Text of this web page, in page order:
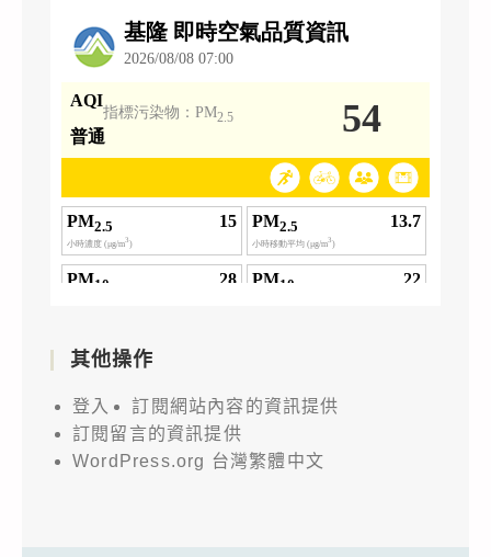
其他操作
登入
訂閱網站內容的資訊提供
訂閱留言的資訊提供
WordPress.org 台灣繁體中文